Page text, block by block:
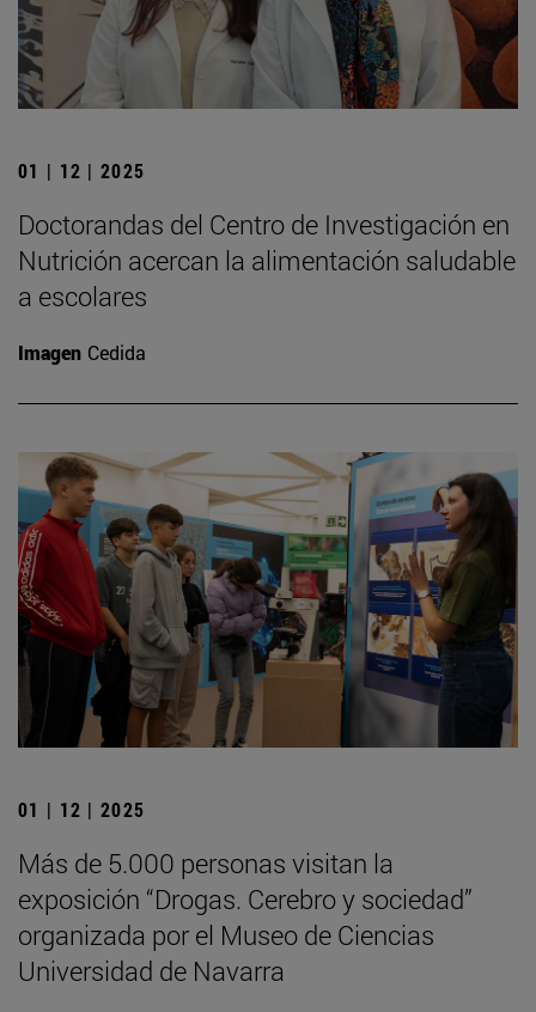
01 | 12 | 2025
Doctorandas del Centro de Investigación en
Nutrición acercan la alimentación saludable
a escolares
Imagen Cedida
01 | 12 | 2025
Más de 5.000 personas visitan la
exposición “Drogas. Cerebro y sociedad”
organizada por el Museo de Ciencias
Universidad de Navarra